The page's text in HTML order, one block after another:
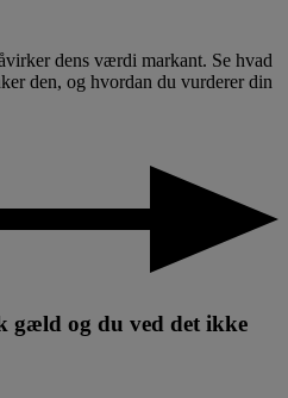
dens værdi markant. Se hvad
den, og hvordan du vurderer din
gæld og du ved det ikke